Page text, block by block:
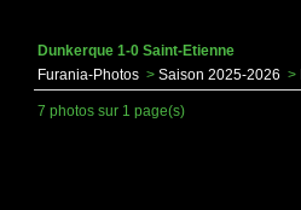
Dunkerque 1-0 Saint-Etienne
Furania-Photos > Saison 2025-2026 >
7 photos sur 1 page(s)